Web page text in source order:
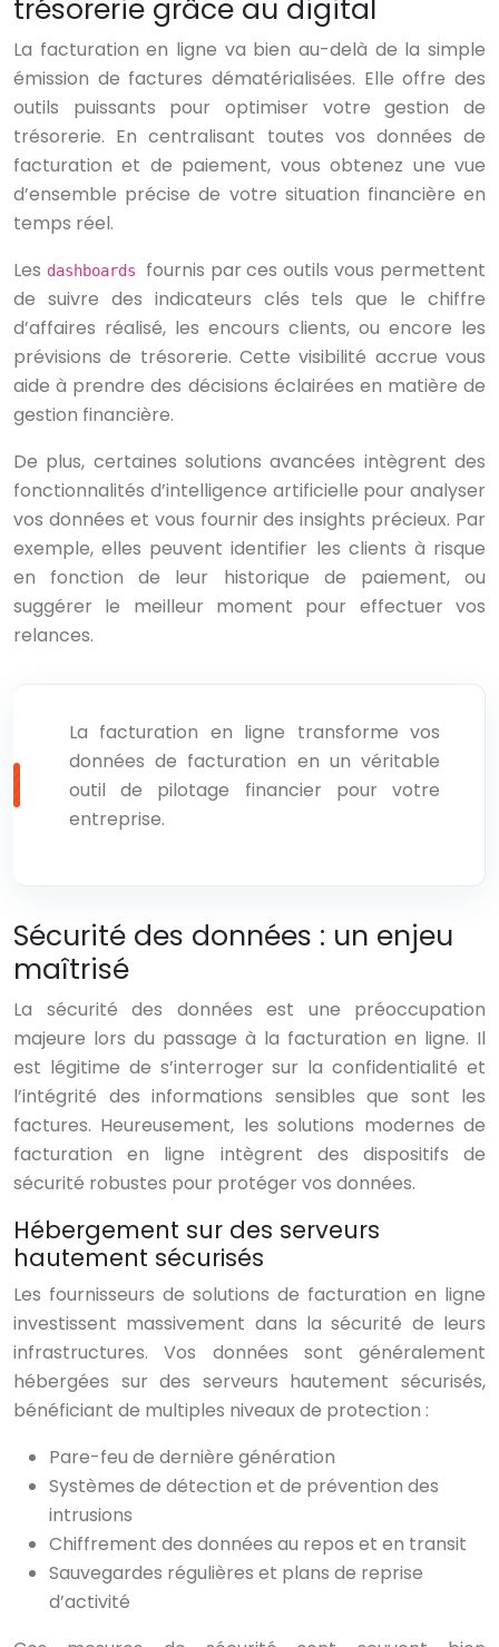
trésorerie grâce au digital
La facturation en ligne va bien au-delà de la simple
émission de factures dématérialisées. Elle offre des
outils puissants pour optimiser votre gestion de
trésorerie. En centralisant toutes vos données de
facturation et de paiement, vous obtenez une vue
d’ensemble précise de votre situation financière en
temps réel.
Les dashboards fournis par ces outils vous permettent
de suivre des indicateurs clés tels que le chiffre
d’affaires réalisé, les encours clients, ou encore les
prévisions de trésorerie. Cette visibilité accrue vous
aide à prendre des décisions éclairées en matière de
gestion financière.
De plus, certaines solutions avancées intègrent des
fonctionnalités d’intelligence artificielle pour analyser
vos données et vous fournir des insights précieux. Par
exemple, elles peuvent identifier les clients à risque
en fonction de leur historique de paiement, ou
suggérer le meilleur moment pour effectuer vos
relances.
La facturation en ligne transforme vos
données de facturation en un véritable
outil de pilotage financier pour votre
entreprise.
Sécurité des données : un enjeu
maîtrisé
La sécurité des données est une préoccupation
majeure lors du passage à la facturation en ligne. Il
est légitime de s’interroger sur la confidentialité et
l’intégrité des informations sensibles que sont les
factures. Heureusement, les solutions modernes de
facturation en ligne intègrent des dispositifs de
sécurité robustes pour protéger vos données.
Hébergement sur des serveurs
hautement sécurisés
Les fournisseurs de solutions de facturation en ligne
investissent massivement dans la sécurité de leurs
infrastructures. Vos données sont généralement
hébergées sur des serveurs hautement sécurisés,
bénéficiant de multiples niveaux de protection :
Pare-feu de dernière génération
Systèmes de détection et de prévention des
intrusions
Chiffrement des données au repos et en transit
Sauvegardes régulières et plans de reprise
d’activité